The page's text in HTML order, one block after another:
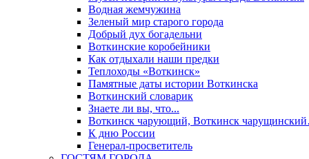
Водная жемчужина
Зеленый мир старого города
Добрый дух богадельни
Воткинские коробейники
Как отдыхали наши предки
Теплоходы «Воткинск»
Памятные даты истории Воткинска
Воткинский словарик
Знаете ли вы, что...
Воткинск чарующий, Воткинск
К дню России
Генерал-просветитель